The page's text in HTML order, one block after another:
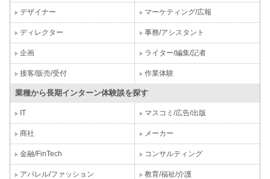
デザイナー マーケティング/広報
ディレクター 事務/アシスタント
企画 ライター/編集/記者
接客/販売/受付 作業体験
業種から長期インターン体験談を探す
IT マスコミ/広告/出版
商社 メーカー
金融/FinTech コンサルティング
アパレル/ファッション 教育/福祉/介護